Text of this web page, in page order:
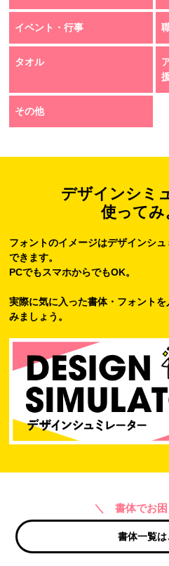
イベント・行事
タオル
その他
デザインシミ
使ってみ
フォントのイメージはデザインシ
できます。
PCでもスマホからでもOK。
実際に気に入った書体・フォント
みましょう。
＼ 書体でお
書体一覧は